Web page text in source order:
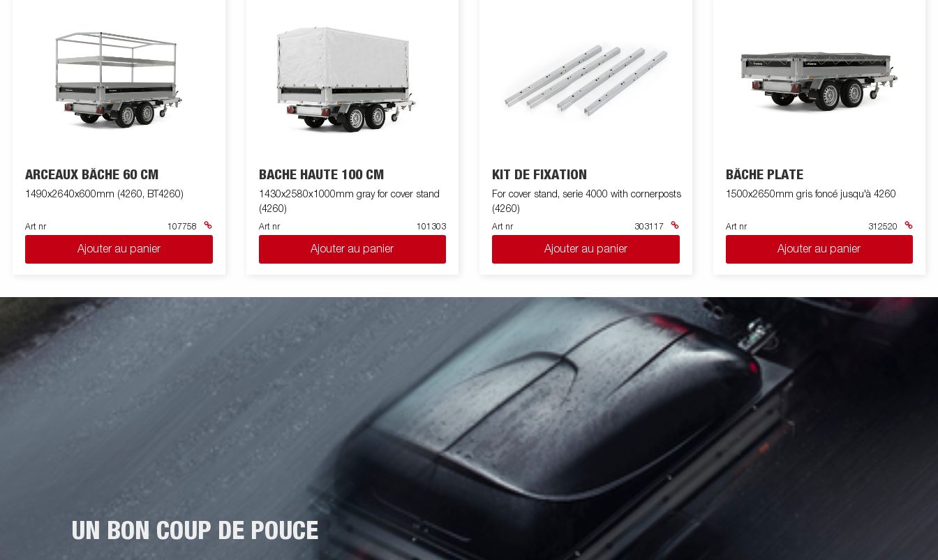
ARCEAUX BÂCHE 60 CM
1490x2640x600mm (4260, BT4260)
Art nr 107758
Ajouter au panier
BACHE HAUTE 100 CM
1430x2580x1000mm gray for cover stand
(4260)
Art nr 101303
Ajouter au panier
KIT DE FIXATION
For cover stand, serie 4000 with cornerposts
(4260)
Art nr 303117
Ajouter au panier
BÂCHE PLATE
1500x2650mm gris foncé jusqu'à 4260
Art nr 312520
Ajouter au panier
UN BON COUP DE POUCE